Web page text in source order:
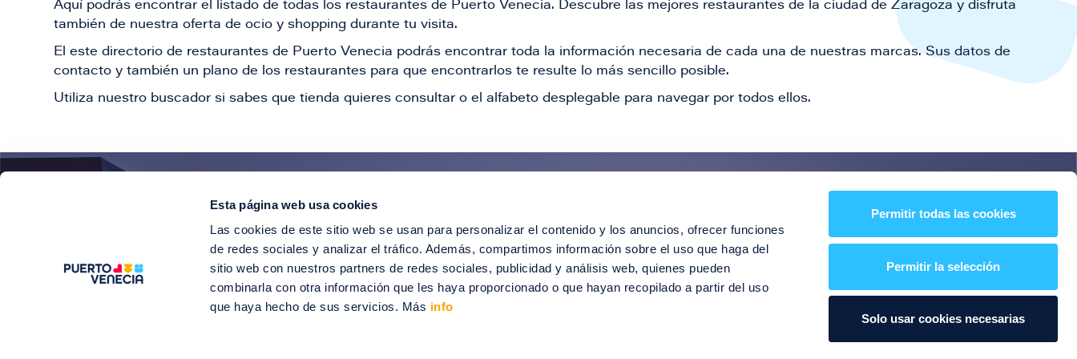
Esta página web usa cookies
Las cookies de este sitio web se usan para personalizar el contenido y los anuncios, ofrecer funciones
de redes sociales y analizar el tráfico. Además, compartimos información sobre el uso que haga del
sitio web con nuestros partners de redes sociales, publicidad y análisis web, quienes pueden
combinarla con otra información que les haya proporcionado o que hayan recopilado a partir del uso
que haya hecho de sus servicios. Más info
Permitir todas las cookies
Permitir la selección
Solo usar cookies necesarias
Aquí podrás encontrar el listado de todas los restaurantes de Puerto Venecia. Descubre las mejores restaurantes de la ciudad de Zaragoza y disfruta
también de nuestra oferta de ocio y shopping durante tu visita.
El este directorio de restaurantes de Puerto Venecia podrás encontrar toda la información necesaria de cada una de nuestras marcas. Sus datos de
contacto y también un plano de los restaurantes para que encontrarlos te resulte lo más sencillo posible.
Utiliza nuestro buscador si sabes que tienda quieres consultar o el alfabeto desplegable para navegar por todos ellos.
¡Entérate de todas nuestras novedades!
Suscríbete para recibir ofertas especiales, descuentos, eventos y mucho más
SUSCRÍBETE